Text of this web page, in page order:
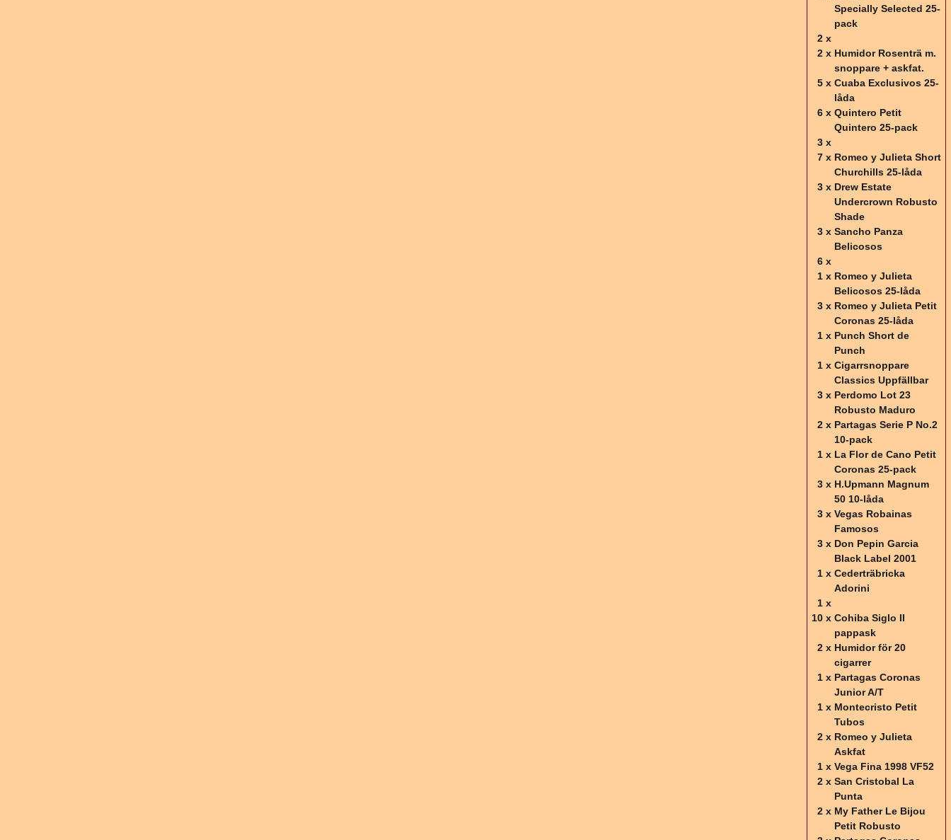
Specially Selected 25-
pack
2 x
2 x Humidor Rosenträ m.
snoppare + askfat.
5 x Cuaba Exclusivos 25-
låda
6 x Quintero Petit
Quintero 25-pack
3 x
7 x Romeo y Julieta Short
Churchills 25-låda
3 x Drew Estate
Undercrown Robusto
Shade
3 x Sancho Panza
Belicosos
6 x
1 x Romeo y Julieta
Belicosos 25-låda
3 x Romeo y Julieta Petit
Coronas 25-låda
1 x Punch Short de
Punch
1 x Cigarrsnoppare
Classics Uppfällbar
3 x Perdomo Lot 23
Robusto Maduro
2 x Partagas Serie P No.2
10-pack
1 x La Flor de Cano Petit
Coronas 25-pack
3 x H.Upmann Magnum
50 10-låda
3 x Vegas Robainas
Famosos
3 x Don Pepin Garcia
Black Label 2001
1 x Cederträbricka
Adorini
1 x
10 x Cohiba Siglo II
pappask
2 x Humidor för 20
cigarrer
1 x Partagas Coronas
Junior A/T
1 x Montecristo Petit
Tubos
2 x Romeo y Julieta
Askfat
1 x Vega Fina 1998 VF52
2 x San Cristobal La
Punta
2 x My Father Le Bijou
Petit Robusto